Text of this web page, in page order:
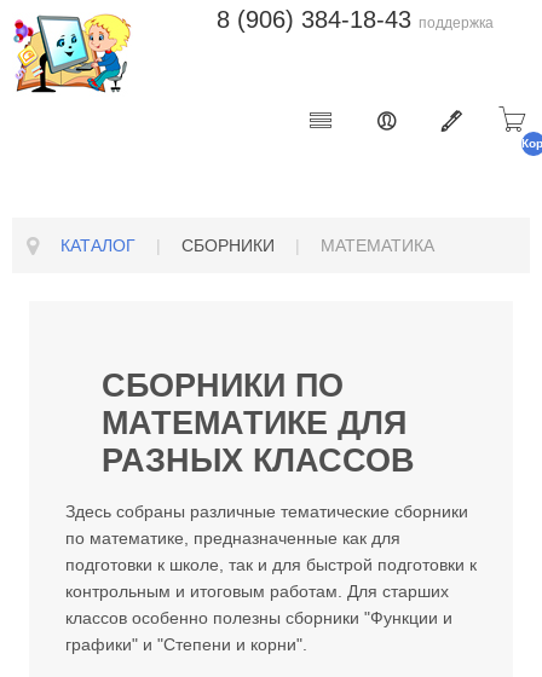
8 (906) 384-18-43 поддержка
КАТАЛОГ | СБОРНИКИ | МАТЕМАТИКА
СБОРНИКИ ПО
МАТЕМАТИКЕ ДЛЯ
РАЗНЫХ КЛАССОВ
Здесь собраны различные тематические сборники
по математике, предназначенные как для
подготовки к школе, так и для быстрой подготовки к
контрольным и итоговым работам. Для старших
классов особенно полезны сборники "Функции и
графики" и "Степени и корни".